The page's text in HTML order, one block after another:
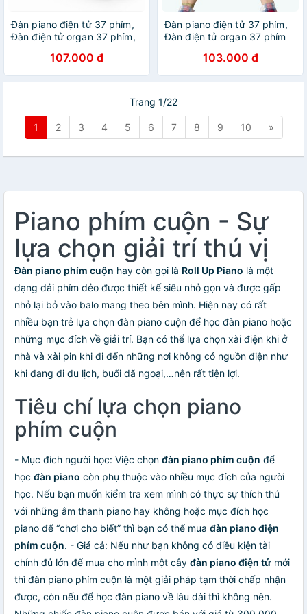
Đàn piano điện tử 37 phím,
Đàn điện tử organ 37 phím,
107.000 đ
Đàn piano điện tử 37 phím,
Đàn điện tử organ 37 phím
103.000 đ
Trang 1/22
1 2 3 4 5 6 7 8 9 10 »
Piano phím cuộn - Sự
lựa chọn giải trí thú vị
Đàn piano phím cuộn hay còn gọi là Roll Up Piano là một
dạng dải phím dẻo được thiết kế siêu nhỏ gọn và được gấp
nhỏ lại bỏ vào balo mang theo bên mình. Hiện nay có rất
nhiều bạn trẻ lựa chọn đàn piano cuộn để học đàn piano hoặc
những mục đích về giải trí. Bạn có thể lựa chọn xài điện khi ở
nhà và xài pin khi đi đến những nơi không có nguồn điện như
khi đang đi du lịch, buổi dã ngoại,…nên rất tiện lợi.
Tiêu chí lựa chọn piano
phím cuộn
- Mục đích người học: Việc chọn đàn piano phím cuộn để
học đàn piano còn phụ thuộc vào nhiều mục đích của người
học. Nếu bạn muốn kiểm tra xem mình có thực sự thích thú
với những âm thanh piano hay không hoặc mục đích học
piano để “chơi cho biết” thì bạn có thể mua đàn piano điện
phím cuộn. - Giá cả: Nếu như bạn không có điều kiện tài
chính đủ lớn để mua cho mình một cây đàn piano điện tử mới
thì đàn piano phím cuộn là một giải pháp tạm thời chấp nhận
được, còn nếu để học đàn piano về lâu dài thì không nên.